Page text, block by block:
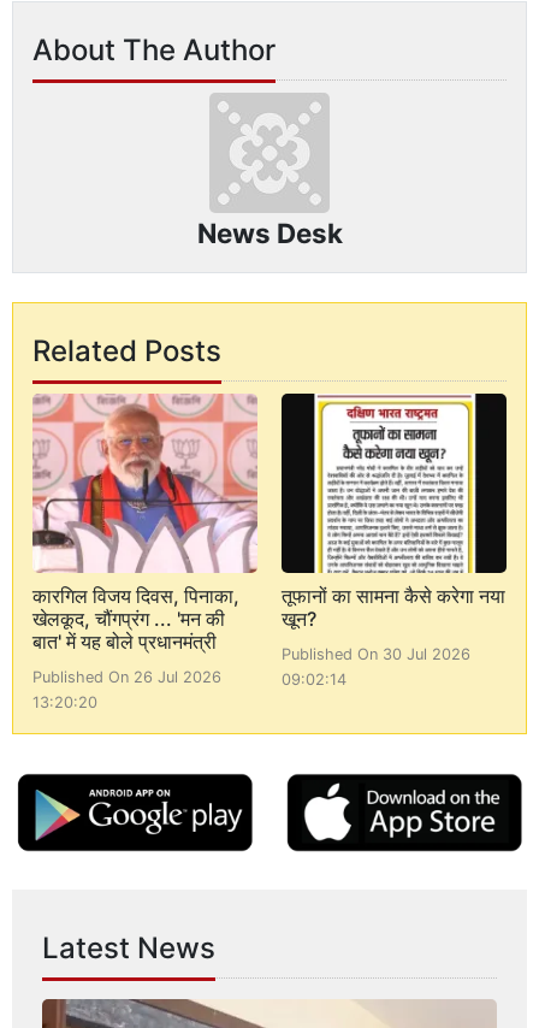
About The Author
News Desk
Related Posts
कारगिल विजय दिवस, पिनाका,
खेलकूद, चौंगप्रंग ... 'मन की
बात' में यह बोले प्रधानमंत्री
Published On 26 Jul 2026
13:20:20
तूफानों का सामना कैसे करेगा नया
खून?
Published On 30 Jul 2026
09:02:14
Latest News